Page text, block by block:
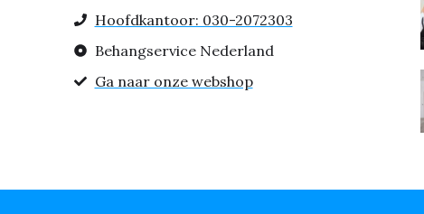
Hoofdkantoor: 030-2072303
Behangservice Nederland
Ga naar onze webshop